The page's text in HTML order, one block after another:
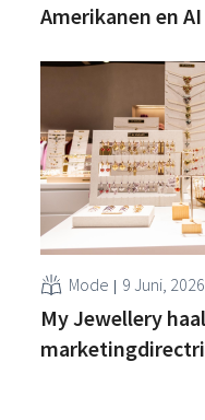
Amerikanen en AI
Mode 9 Juni, 2026
My Jewellery